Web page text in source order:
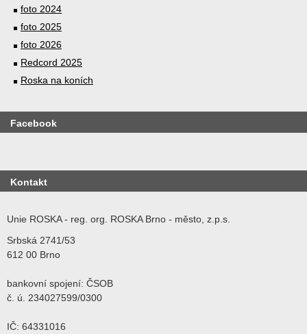
foto 2024
foto 2025
foto 2026
Redcord 2025
Roska na koních
Facebook
Kontakt
Unie ROSKA - reg. org. ROSKA Brno - město, z.p.s.
Srbská 2741/53
612 00 Brno
bankovní spojení: ČSOB
č. ú. 234027599/0300
IČ: 64331016